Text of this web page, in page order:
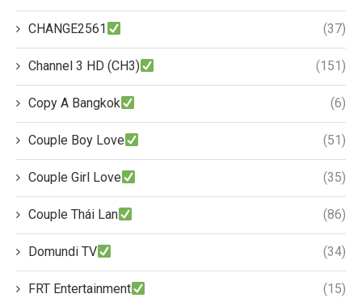
CHANGE2561 (37)
Channel 3 HD (CH3) (151)
Copy A Bangkok (6)
Couple Boy Love (51)
Couple Girl Love (35)
Couple Thái Lan (86)
Domundi TV (34)
FRT Entertainment (15)